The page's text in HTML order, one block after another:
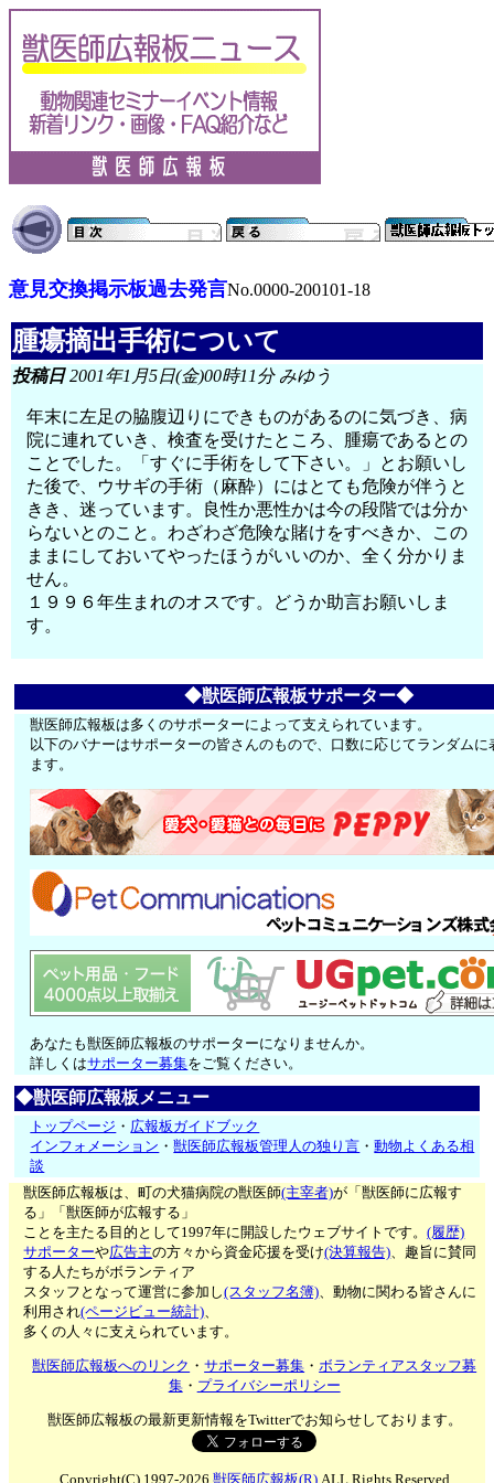
意見交換掲示板過去発言No.0000-200101-18
腫瘍摘出手術について
投稿日2001年1月5日(金)00時11分 みゆう
年末に左足の脇腹辺りにできものがあるのに気づき、病
院に連れていき、検査を受けたところ、腫瘍であるとの
ことでした。「すぐに手術をして下さい。」とお願いし
た後で、ウサギの手術（麻酔）にはとても危険が伴うと
きき、迷っています。良性か悪性かは今の段階では分か
らないとのこと。わざわざ危険な賭けをすべきか、この
ままにしておいてやったほうがいいのか、全く分かりま
せん。
１９９６年生まれのオスです。どうか助言お願いしま
す。
◆獣医師広報板サポーター◆
獣医師広報板は多くのサポーターによって支えられています。
以下のバナーはサポーターの皆さんのもので、口数に応じてランダムに
ます。
あなたも獣医師広報板のサポーターになりませんか。
詳しくはサポーター募集をご覧ください。
◆獣医師広報板メニュー
トップページ ・ 広報板ガイドブック
インフォメーション ・獣医師広報板管理人の独り言 ・動物よくある相
談
獣医師広報板は、町の犬猫病院の獣医師(主宰者)が「獣医師に広報す
る」「獣医師が広報する」
ことを主たる目的として1997年に開設したウェブサイトです。(履歴)
サポーターや広告主の方々から資金応援を受け(決算報告)、趣旨に賛同
する人たちがボランティア
スタッフとなって運営に参加し(スタッフ名簿)、動物に関わる皆さんに
利用され(ページビュー統計)、
多くの人々に支えられています。
獣医師広報板へのリンク ・サポーター募集 ・ボランティアスタッフ募
集・ プライバシーポリシー
獣医師広報板の最新更新情報をTwitterでお知らせしております。
Copyright(C) 1997-2026 獣医師広報板(R)ALL Rights Reserved